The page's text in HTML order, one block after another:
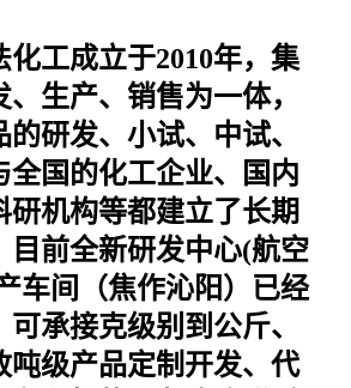
化工成立于2010年，集
生产、销售为一体，
的研发、小试、中试、
全国的化工企业、国内
研机构等都建立了长期
目前全新研发中心(航空
车间（焦作沁阳）已经
承接克级别到公斤、
吨级产品定制开发、代